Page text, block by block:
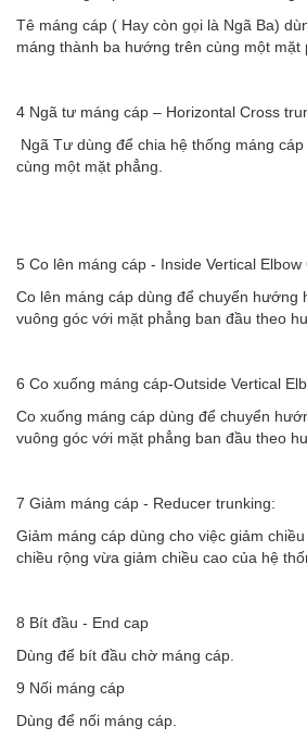
Tê máng cáp ( Hay còn gọi là Ngã Ba)
máng thành ba hướng trên cùng một mặt
4 Ngã tư máng cáp – Horizontal Cross
Ngã Tư dùng để chia hệ thống máng
cùng một mặt phẳng.
5 Co lên máng cáp - Inside Vertical Elbow
Co lên máng cáp dùng để chuyển hướng
vuông góc với mặt phẳng ban đầu theo
6 Co xuống máng cáp-Outside Vertical
Co xuống máng cáp dùng để chuyển
vuông góc với mặt phẳng ban đầu theo
7 Giảm máng cáp - Reducer trunking:
Giảm máng cáp dùng cho việc giảm
chiều rộng vừa giảm chiều cao của hệ
8 Bít đầu - End cap
Dùng để bít đầu chờ máng cáp.
9 Nối máng cáp
Dùng để nối máng cáp.